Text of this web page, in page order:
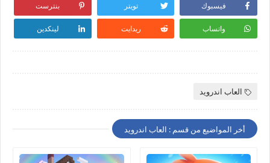
فيسبوك تويتر بنترست
واتساب ريدايت لينكدين
العاب اندرويد
أخر المواضيع من قسم : العاب اندرويد